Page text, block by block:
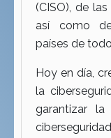
(CISO), de
así como
países de
Hoy en día,
la
garantizar la